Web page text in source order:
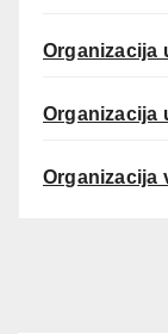
Organizacija
Organizacija
Organizacija